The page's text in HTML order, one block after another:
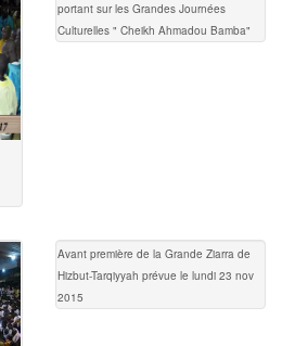
portant sur les Grandes Journées
Culturelles " Cheikh Ahmadou Bamba"
Avant première de la Grande Ziarra de
Hizbut-Tarqiyyah prévue le lundi 23 nov
2015